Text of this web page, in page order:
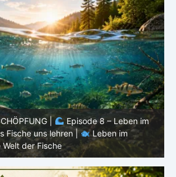
SPUREN DER SCHÖPFUNG |
Episode
Verborgenen – Warum Fische Fische bleiben
Verborgenen – Die Welt der Fische